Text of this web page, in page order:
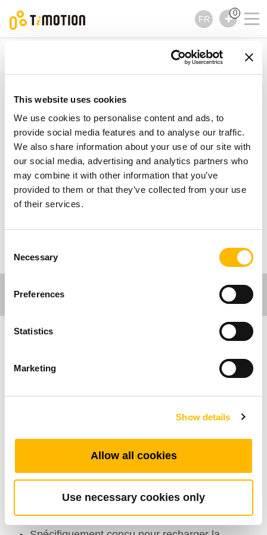
This website uses cookies
We use cookies to personalise content and ads, to
provide social media features and to analyse our traffic.
We also share information about your use of our site with
our social media, advertising and analytics partners who
may combine it with other information that you’ve
provided to them or that they’ve collected from your use
of their services.
Selection
Necessary
Preferences
Statistics
Marketing
Show details
Allow all cookies
Use necessary cookies only
FR
0
Série TBC3
Accessoires
TC12. Il a un niveau de protection IP66 qui est
Caractéristiques Générales
Chargeur de batterie